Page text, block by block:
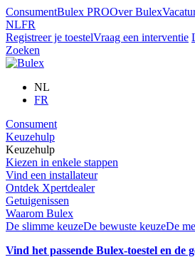
ConsumentBulex PROOver Bulex
NLFR
Registreer je toestelVraag een interventie
Zoeken
NL
FR
Consument
Keuzehulp
Keuzehulp
Kiezen in enkele stappen
Vind een installateur
Ontdek Xpertdealer
Getuigenissen
Waarom Bulex
De slimme keuzeDe bewuste keuzeDe
Vind het passende Bulex-toestel en de